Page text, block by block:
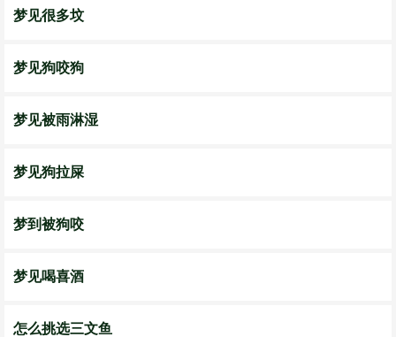
梦见很多坟
梦见狗咬狗
梦见被雨淋湿
梦见狗拉屎
梦到被狗咬
梦见喝喜酒
怎么挑选三文鱼